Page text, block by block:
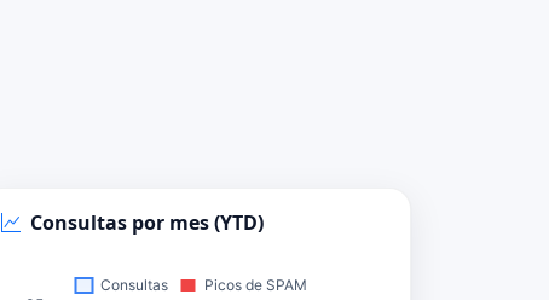
Consultas por mes (YTD)